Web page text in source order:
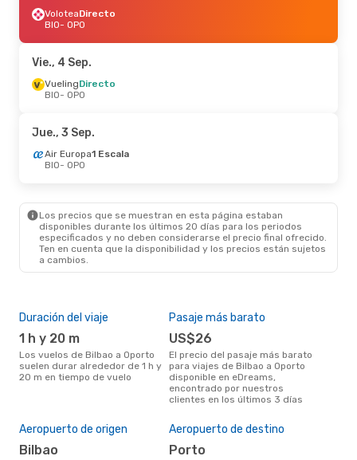
VoloteaDirecto
BIO- OPO
Vie., 4 Sep.
VuelingDirecto
BIO- OPO
Jue., 3 Sep.
Air Europa1 Escala
BIO- OPO
Los precios que se muestran en esta página estaban
disponibles durante los últimos 20 días para los periodos
especificados y no deben considerarse el precio final ofrecido.
Ten en cuenta que la disponibilidad y los precios están sujetos
a cambios.
Duración del viaje
1 h y 20 m
Los vuelos de Bilbao a Oporto
suelen durar alrededor de 1 h y
20 m en tiempo de vuelo
Pasaje más barato
US$26
El precio del pasaje más barato
para viajes de Bilbao a Oporto
disponible en eDreams,
encontrado por nuestros
clientes en los últimos 3 días
Aeropuerto de origen
Bilbao
Aeropuerto de destino
Porto